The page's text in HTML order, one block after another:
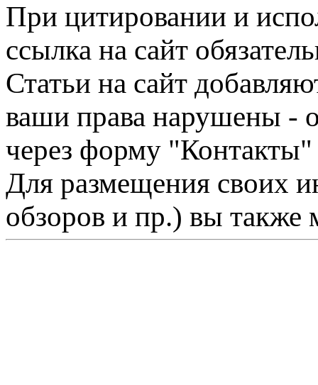
При цитировании и
ссылка на сайт
Статьи на сайт
ваши права нарушены -
через форму "Контакты"
Для размещения своих
обзоров и пр.) вы также